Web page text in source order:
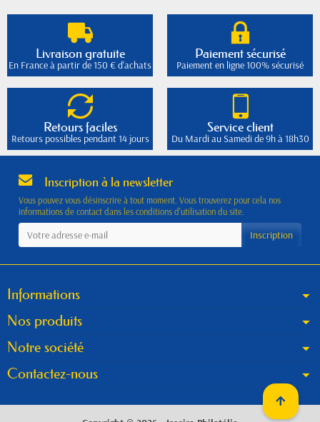
Livraison gratuite
En France à partir de 150 € d'achats
Paiement sécurisé
Paiement en ligne 100% sécurisé
Retours faciles
Retours possibles pendant 14 jours
Service client
Du Mardi au Samedi de 9h à 18h30
Inscription à la newsletter
Vous pouvez vous désinscrire à tout moment. Vous trouverez pour cela nos
informations de contact dans les conditions d'utilisation du site.
Informations
Nos produits
Notre société
Contactez-nous